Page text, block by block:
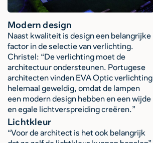
Modern design
Naast kwaliteit is design een belangrijke
factor in de selectie van verlichting.
Christel: “De verlichting moet de
architectuur ondersteunen. Portugese
architecten vinden EVA Optic verlichting
helemaal geweldig, omdat de lampen
een modern design hebben en een wijde
en egale lichtverspreiding creëren.”
Lichtkleur
“Voor de architect is het ook belangrijk